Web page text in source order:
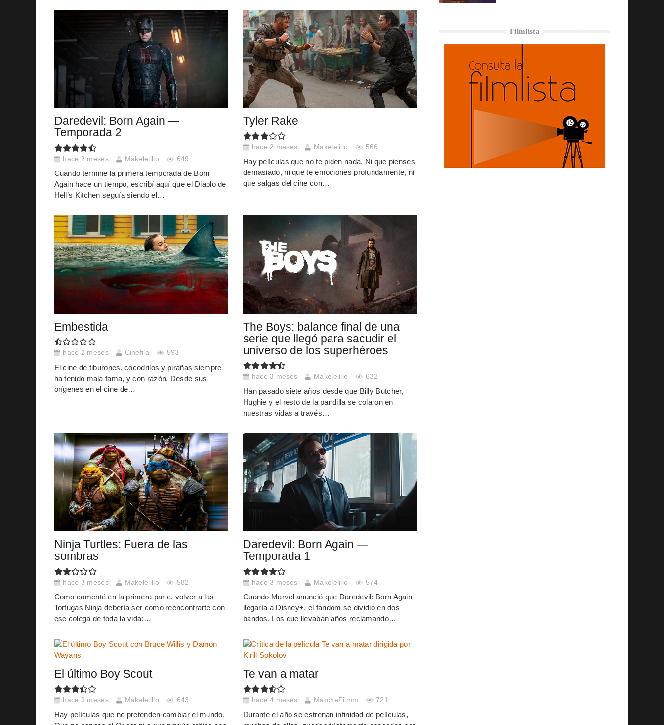
Daredevil: Born Again —
Temporada 2
hace 2 meses Makelelillo 649
Cuando terminé la primera temporada de Born
Again hace un tiempo, escribí aquí que el Diablo de
Hell’s Kitchen seguía siendo el…
Tyler Rake
hace 2 meses Makelelillo 566
Hay películas que no te piden nada. Ni que pienses
demasiado, ni que te emociones profundamente, ni
que salgas del cine con…
Embestida
hace 2 meses Cinefila 593
El cine de tiburones, cocodrilos y pirañas siempre
ha tenido mala fama, y con razón. Desde sus
orígenes en el cine de…
The Boys: balance final de una
serie que llegó para sacudir el
universo de los superhéroes
hace 3 meses Makelelillo 632
Han pasado siete años desde que Billy Butcher,
Hughie y el resto de la pandilla se colaron en
nuestras vidas a través…
Ninja Turtles: Fuera de las
sombras
hace 3 meses Makelelillo 582
Como comenté en la primera parte, volver a las
Tortugas Ninja debería ser como reencontrarte con
ese colega de toda la vida:…
Daredevil: Born Again —
Temporada 1
hace 3 meses Makelelillo 574
Cuando Marvel anunció que Daredevil: Born Again
llegaría a Disney+, el fandom se dividió en dos
bandos. Los que llevaban años reclamando…
El último Boy Scout
hace 3 meses Makelelillo 643
Hay películas que no pretenden cambiar el mundo.
Te van a matar
hace 4 meses MarcheFilmm 721
Durante el año se estrenan infinidad de películas,
Filmlista